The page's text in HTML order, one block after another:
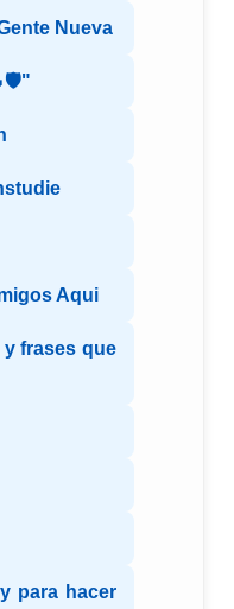
Nueva
Aqui
frases que
para hacer